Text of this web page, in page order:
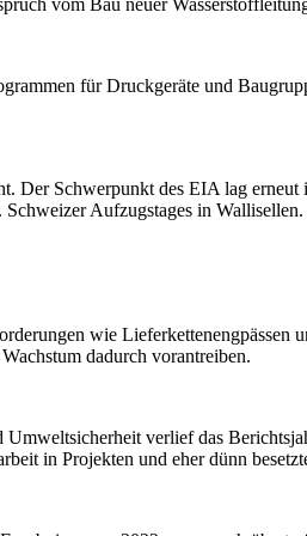
vom Bau neuer
für Druckgeräte und
Der Schwerpunkt des EIA lag
Aufzugstages in Wallisellen.
wie
dadurch vorantreiben.
verlief das
in Projekten und eher dünn